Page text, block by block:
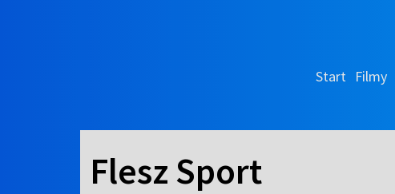
Start Filmy
Flesz Sport